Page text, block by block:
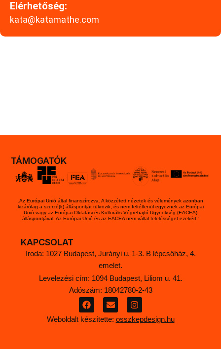
Elérhetőség:
kata@katamathe.com
TÁMOGATÓK
„Az Európai Unió által finanszírozva. A közzétett nézetek és vélemények azonban
kizárólag a szerző(k) álláspontját tükrözik, és nem feltétlenül egyeznek az Európai
Unió vagy az Európai Oktatási és Kulturális Végrehajtó Ügynökség (EACEA)
álláspontjával. Az Európai Unió és az EACEA nem vállal felelősséget ezekért.”
KAPCSOLAT
Iroda: 1027 Budapest, Jurányi u. 1-3. B lépcsőház, 4.
emelet.
Levelezési cím: 1094 Budapest, Liliom u. 41.
Adószám: 18042780-2-43
F
a
c
E
n
v
I
n
s
Weboldalt készítette: osszkepdesign.hu